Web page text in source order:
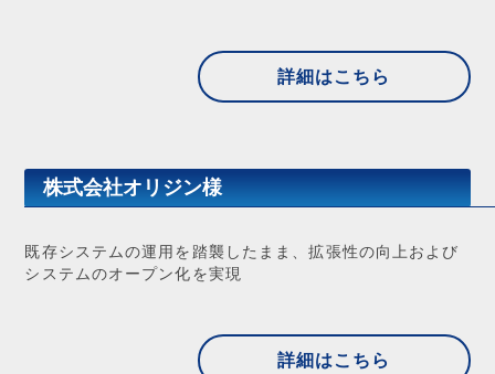
詳細はこちら
株式会社オリジン様
既存システムの運用を踏襲したまま、拡張性の向上および
システムのオープン化を実現
詳細はこちら